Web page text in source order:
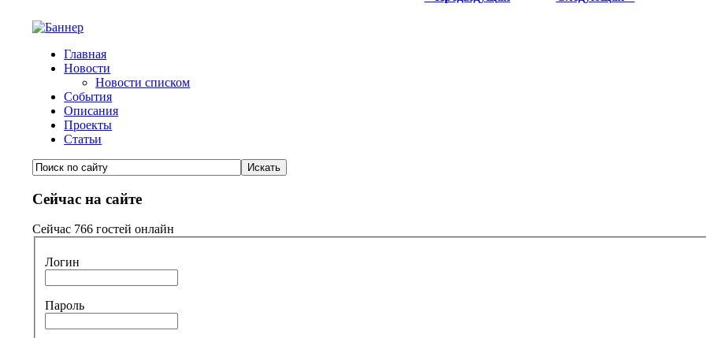
Главная
Новости
Новости списком
События
Описания
Проекты
Статьи
Сейчас на сайте
Сейчас 766 гостей онлайн
Логин
Пароль